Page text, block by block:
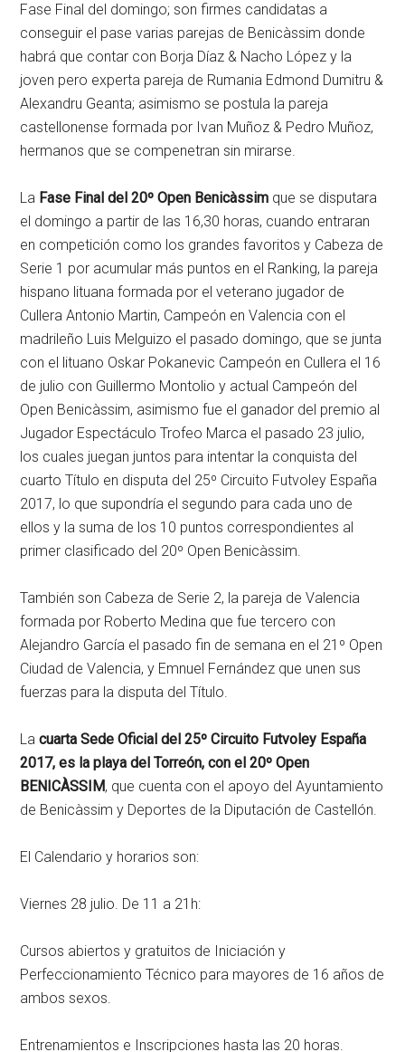
Fase Final del domingo; son firmes candidatas a
conseguir el pase varias parejas de Benicàssim donde
habrá que contar con Borja Díaz & Nacho López y la
joven pero experta pareja de Rumania Edmond Dumitru &
Alexandru Geanta; asimismo se postula la pareja
castellonense formada por Ivan Muñoz & Pedro Muñoz,
hermanos que se compenetran sin mirarse.
La Fase Final del 20º Open Benicàssim que se disputara
el domingo a partir de las 16,30 horas, cuando entraran
en competición como los grandes favoritos y Cabeza de
Serie 1 por acumular más puntos en el Ranking, la pareja
hispano lituana formada por el veterano jugador de
Cullera Antonio Martin, Campeón en Valencia con el
madrileño Luis Melguizo el pasado domingo, que se junta
con el lituano Oskar Pokanevic Campeón en Cullera el 16
de julio con Guillermo Montolio y actual Campeón del
Open Benicàssim, asimismo fue el ganador del premio al
Jugador Espectáculo Trofeo Marca el pasado 23 julio,
los cuales juegan juntos para intentar la conquista del
cuarto Título en disputa del 25º Circuito Futvoley España
2017, lo que supondría el segundo para cada uno de
ellos y la suma de los 10 puntos correspondientes al
primer clasificado del 20º Open Benicàssim.
También son Cabeza de Serie 2, la pareja de Valencia
formada por Roberto Medina que fue tercero con
Alejandro García el pasado fin de semana en el 21º Open
Ciudad de Valencia, y Emnuel Fernández que unen sus
fuerzas para la disputa del Título.
Lacuarta Sede Oficial del 25º Circuito Futvoley España
2017, es la playa del Torreón, con el 20º Open
BENICÀSSIM, que cuenta con el apoyo del Ayuntamiento
de Benicàssim y Deportes de la Diputación de Castellón.
El Calendario y horarios son:
Viernes 28 julio. De 11 a 21h:
Cursos abiertos y gratuitos de Iniciación y
Perfeccionamiento Técnico para mayores de 16 años de
ambos sexos.
Entrenamientos e Inscripciones hasta las 20 horas.